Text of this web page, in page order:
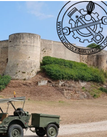
Militaires de toutes nationalités et de
votre disposition pour vous venir en aide,